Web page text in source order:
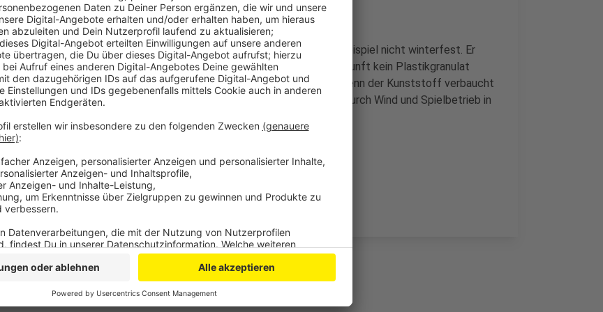
Es sei unklar, ob diese der Witterung standhalten. Kork sei zum Beispiel nicht winterfest. Er
könnte unter Umständen auch schimmeln. In Alfter wird es in Zukunft kein Plastikgranulat
mehr geben. Auch in Swisttal will die Gemeinde umschwenken, wenn der Kunststoff verbaucht
ist. Experten warnen vor den kleinen Plastikpartikeln, weil diese durch Wind und Spielbetrieb in
Anzeige